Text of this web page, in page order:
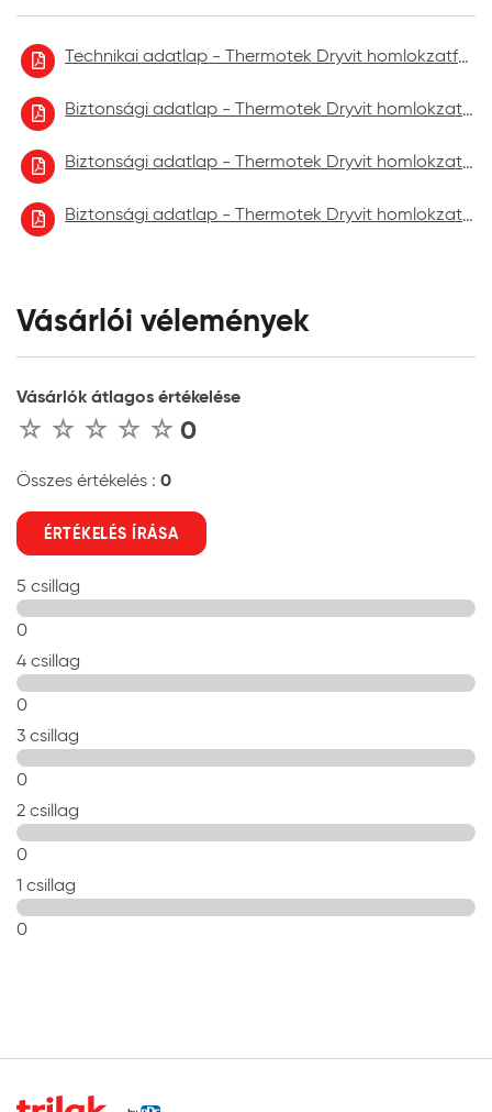
Technikai adatlap - Thermotek Dryvit homlokzatfelújító festék
Biztonsági adatlap - Thermotek Dryvit homlokzatfelújító festék 2021.09.
Biztonsági adatlap - Thermotek Dryvit homlokzatfelújító festék 2022.10
Biztonsági adatlap - Thermotek Dryvit homlokzatfelújító festék 2023.06.
Vásárlói vélemények
Vásárlók átlagos értékelése
0
Összes értékelés : 0
ÉRTÉKELÉS ÍRÁSA
5 csillag
0
4 csillag
0
3 csillag
0
2 csillag
0
1 csillag
0